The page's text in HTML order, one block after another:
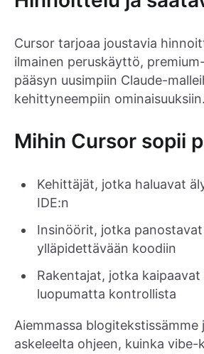
Cursor tarjoaa joustavia
ilmainen peruskäyttö,
pääsyn uusimpiin Claude-
kehittyneempiin ominaisuuksiin.
Mihin Cursor sopii
Kehittäjät, jotka haluavat
IDE:n
Insinöörit, jotka
ylläpidettävään koodiin
Rakentajat, jotka
luopumatta kontrollista
Aiemmassa blogitekstissämme
askeleelta ohjeen, kuinka vibe-